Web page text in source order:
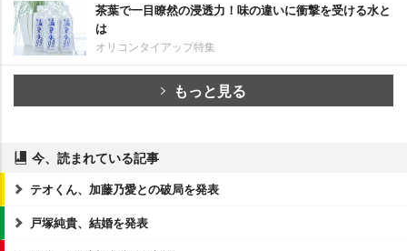
茶葉で一目瞭然の浸透力！味の違いに衝撃を受ける水と
は
オリコンタイアップ特集
もっと見る
今、読まれている記事
テオくん、加藤乃愛との破局を発表
戸塚純貴、結婚を発表